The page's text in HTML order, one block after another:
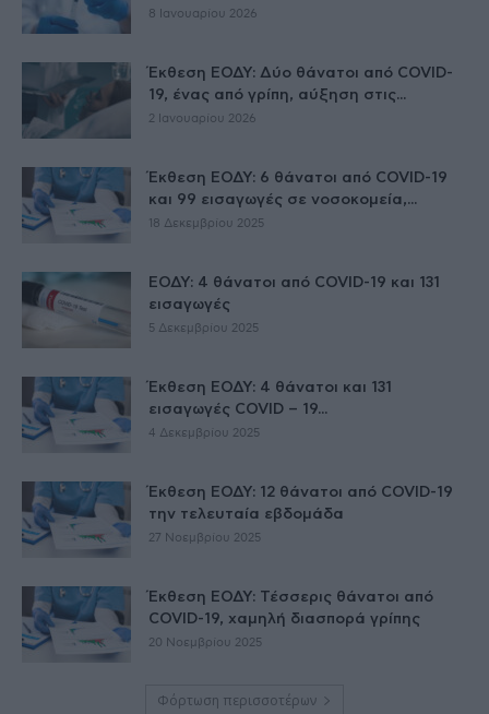
8 Ιανουαρίου 2026
Έκθεση ΕΟΔΥ: Δύο θάνατοι από COVID-
19, ένας από γρίπη, αύξηση στις...
2 Ιανουαρίου 2026
Έκθεση ΕΟΔΥ: 6 θάνατοι από COVID-19
και 99 εισαγωγές σε νοσοκομεία,...
18 Δεκεμβρίου 2025
ΕΟΔΥ: 4 θάνατοι από COVID-19 και 131
εισαγωγές
5 Δεκεμβρίου 2025
Έκθεση ΕΟΔΥ: 4 θάνατοι και 131
εισαγωγές COVID – 19...
4 Δεκεμβρίου 2025
Έκθεση ΕΟΔΥ: 12 θάνατοι από COVID-19
την τελευταία εβδομάδα
27 Νοεμβρίου 2025
Έκθεση ΕΟΔΥ: Τέσσερις θάνατοι από
COVID-19, χαμηλή διασπορά γρίπης
20 Νοεμβρίου 2025
Φόρτωση περισσοτέρων